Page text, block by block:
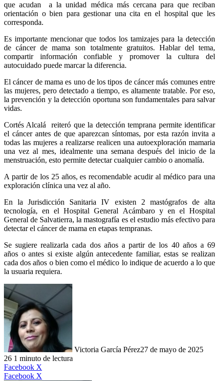
que acudan a la unidad médica más cercana para que reciban
orientación o bien para gestionar una cita en el hospital que les
corresponda.
Es importante mencionar que todos los tamizajes para la detección
de cáncer de mama son totalmente gratuitos. Hablar del tema,
compartir información confiable y promover la cultura del
autocuidado puede marcar la diferencia.
El cáncer de mama es uno de los tipos de cáncer más comunes entre
las mujeres, pero detectado a tiempo, es altamente tratable. Por eso,
la prevención y la detección oportuna son fundamentales para salvar
vidas.
Cortés Alcalá reiteró que la detección temprana permite identificar
el cáncer antes de que aparezcan síntomas, por esta razón invita a
todas las mujeres a realizarse realicen una autoexploración mamaria
una vez al mes, idealmente una semana después del inicio de la
menstruación, esto permite detectar cualquier cambio o anomalía.
A partir de los 25 años, es recomendable acudir al médico para una
exploración clínica una vez al año.
En la Jurisdicción Sanitaria IV existen 2 mastógrafos de alta
tecnología, en el Hospital General Acámbaro y en el Hospital
General de Salvatierra, la mastografía es el estudio más efectivo para
detectar el cáncer de mama en etapas tempranas.
Se sugiere realizarla cada dos años a partir de los 40 años a 69
años o antes si existe algún antecedente familiar, estas se realizan
cada dos años o bien como el médico lo indique de acuerdo a lo que
la usuaria requiera.
Victoria García Pérez27 de mayo de 2025
26 1 minuto de lectura
Facebook X
Facebook X